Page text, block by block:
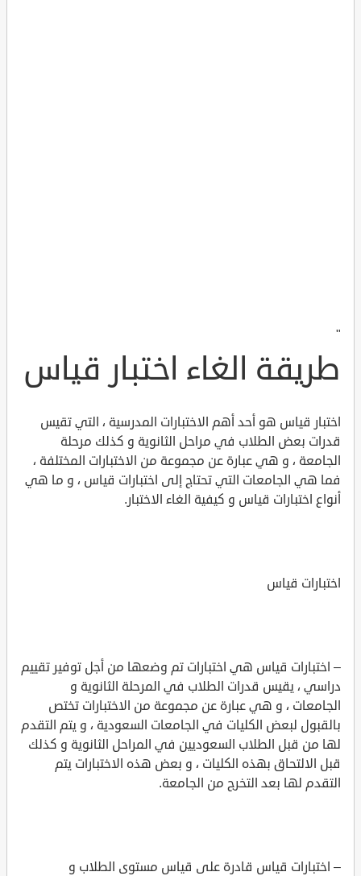
"
طريقة الغاء اختبار قياس
اختبار قياس هو أحد أهم الاختبارات المدرسية ، التي تقيس
قدرات بعض الطلاب في مراحل الثانوية و كذلك مرحلة
الجامعة ، و هي عبارة عن مجموعة من الاختبارات المختلفة ،
فما هي الجامعات التي تحتاج إلى اختبارات قياس ، و ما هي
أنواع اختبارات قياس و كيفية الغاء الاختبار.
اختبارات قياس
– اختبارات قياس هي اختبارات تم وضعها من أجل توفير تقييم
دراسي ، يقيس قدرات الطلاب في المرحلة الثانوية و
الجامعات ، و هي عبارة عن مجموعة من الاختبارات تختص
بالقبول لبعض الكليات في الجامعات السعودية ، و يتم التقدم
لها من قبل الطلاب السعوديين في المراحل الثانوية و كذلك
قبل الالتحاق بهذه الكليات ، و بعض هذه الاختبارات يتم
التقدم لها بعد التخرج من الجامعة.
– اختبارات قياس قادرة على قياس مستوى الطلاب و